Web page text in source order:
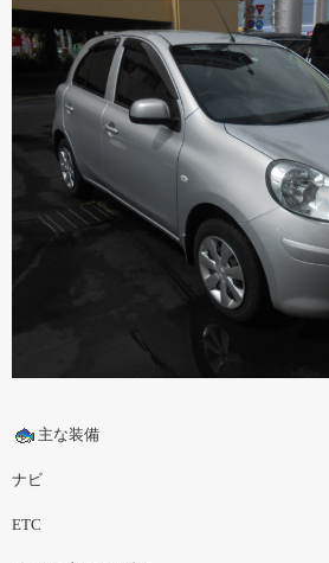
主な装備
ナビ
ETC